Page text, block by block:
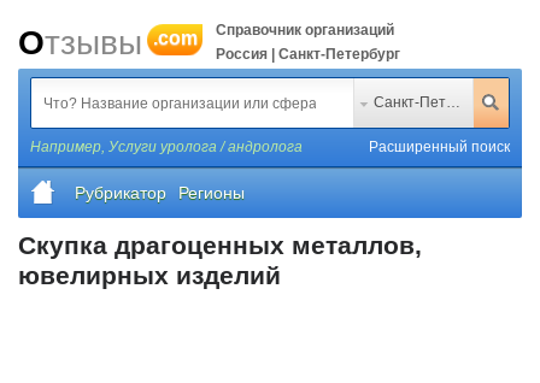
Отзывы .com
Справочник организаций
Россия | Санкт-Петербург
Санкт-Петербург
Например, Услуги уролога / андролога Расширенный поиск
Рубрикатор Регионы
Скупка драгоценных металлов,
ювелирных изделий